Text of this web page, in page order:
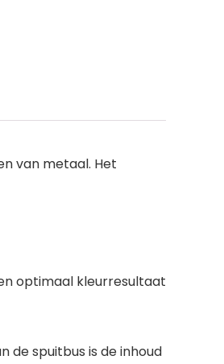
van metaal. Het
optimaal kleurresultaat
de spuitbus is de inhoud